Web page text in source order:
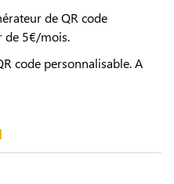
de QR code
de 5€/mois.
code personnalisable. A